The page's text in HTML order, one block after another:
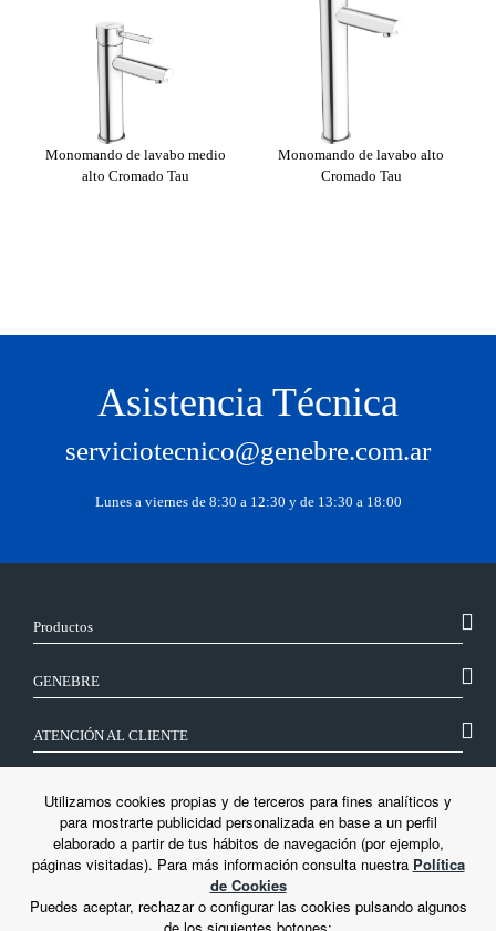
Monomando de lavabo medio
alto Cromado Tau
Monomando de lavabo alto
Cromado Tau
Asistencia Técnica
serviciotecnico@genebre.com.ar
Lunes a viernes de 8:30 a 12:30 y de 13:30 a 18:00
Productos
GENEBRE
ATENCIÓN AL CLIENTE
LEGAL
Utilizamos cookies propias y de terceros para fines analíticos y
para mostrarte publicidad personalizada en base a un perfil
elaborado a partir de tus hábitos de navegación (por ejemplo,
páginas visitadas). Para más información consulta nuestra Política
de Cookies
Puedes aceptar, rechazar o configurar las cookies pulsando algunos